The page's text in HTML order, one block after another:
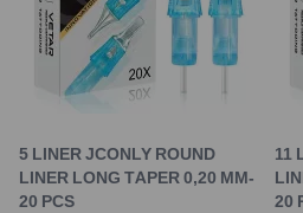
5 LINER JCONLY ROUND
LINER LONG TAPER 0,20 MM-
20 PCS
11
20